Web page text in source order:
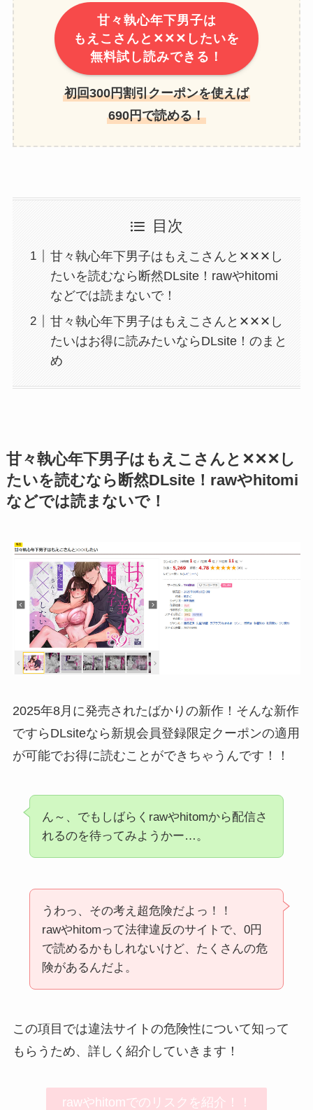
甘々執心年下男子は
もえこさんと✕✕✕したいを
無料試し読みできる！
初回300円割引クーポンを使えば
690円で読める！
目次
甘々執心年下男子はもえこさんと✕✕✕し
たいを読むなら断然DLsite！rawやhitomi
などでは読まないで！
甘々執心年下男子はもえこさんと✕✕✕し
たいはお得に読みたいならDLsite！のまと
め
甘々執心年下男子はもえこさんと✕✕✕し
たいを読むなら断然DLsite！rawやhitomi
などでは読まないで！
2025年8月に発売されたばかりの新作！そんな新作
ですらDLsiteなら新規会員登録限定クーポンの適用
が可能でお得に読むことができちゃうんです！！
ん～、でもしばらくrawやhitomから配信さ
れるのを待ってみようかー…。
うわっ、その考え超危険だよっ！！
rawやhitomって法律違反のサイトで、0円
で読めるかもしれないけど、たくさんの危
険があるんだよ。
この項目では違法サイトの危険性について知って
もらうため、詳しく紹介していきます！
rawやhitomでのリスクを紹介！！